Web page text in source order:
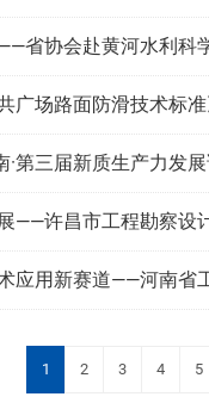
省协会赴黄河水利科
广场路面防滑技术标
第三届新质生产力发
——许昌市工程勘察设
新赛道——河南省工程勘
1 2 3 4 5